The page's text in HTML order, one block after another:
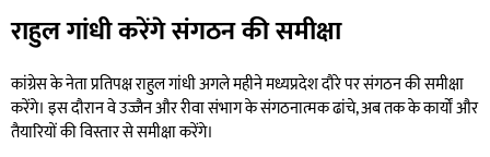
राहुल गांधी करेंगे संगठन की समीक्षा
कांग्रेस के नेता प्रतिपक्ष राहुल गांधी अगले महीने मध्यप्रदेश दौरे पर संगठन की समीक्षा
करेंगे। इस दौरान वे उज्जैन और रीवा संभाग के संगठनात्मक ढांचे, अब तक के कार्यों और
तैयारियों की विस्तार से समीक्षा करेंगे।